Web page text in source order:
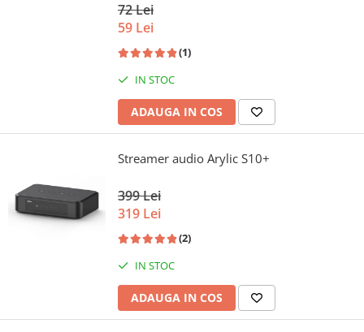
72 Lei
59 Lei
(1)
IN STOC
ADAUGA IN COS
Streamer audio Arylic S10+
399 Lei
319 Lei
(2)
IN STOC
ADAUGA IN COS